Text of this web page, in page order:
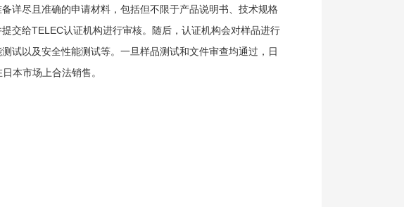
详尽且准确的申请材料，包括但不限于产品说明书、技术规格
交给TELEC认证机构进行审核。随后，认证机构会对样品进行
试以及安全性能测试等。一旦样品测试和文件审查均通过，日
本市场上合法销售。